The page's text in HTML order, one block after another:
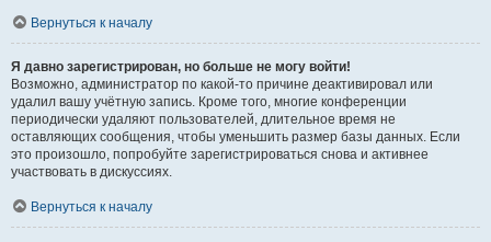
Вернуться к началу
Я давно зарегистрирован, но больше не могу войти!
Возможно, администратор по какой-то причине деактивировал или
удалил вашу учётную запись. Кроме того, многие конференции
периодически удаляют пользователей, длительное время не
оставляющих сообщения, чтобы уменьшить размер базы данных. Если
это произошло, попробуйте зарегистрироваться снова и активнее
участвовать в дискуссиях.
Вернуться к началу